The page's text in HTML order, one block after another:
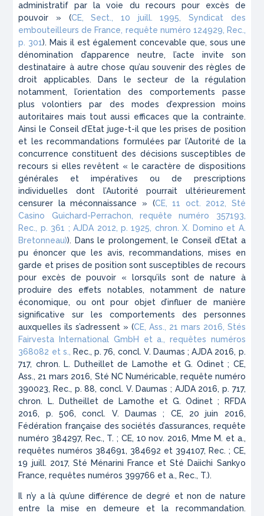
administratif par la voie du recours pour excès de
pouvoir » (CE, Sect., 10 juill. 1995, Syndicat des
embouteilleurs de France, requête numéro 124929, Rec.,
p. 301). Mais il est également concevable que, sous une
dénomination d’apparence neutre, l’acte invite son
destinataire à autre chose qu’au souvenir des règles de
droit applicables. Dans le secteur de la régulation
notamment, l’orientation des comportements passe
plus volontiers par des modes d’expression moins
autoritaires mais tout aussi efficaces que la contrainte.
Ainsi le Conseil d’Etat juge-t-il que les prises de position
et les recommandations formulées par l’Autorité de la
concurrence constituent des décisions susceptibles de
recours si elles revêtent « le caractère de dispositions
générales et impératives ou de prescriptions
individuelles dont l’Autorité pourrait ultérieurement
censurer la méconnaissance » (CE, 11 oct. 2012, Sté
Casino Guichard-Perrachon, requête numéro 357193,
Rec., p. 361 ; AJDA 2012, p. 1925, chron. X. Domino et A.
Bretonneau)). Dans le prolongement, le Conseil d’Etat a
pu énoncer que les avis, recommandations, mises en
garde et prises de position sont susceptibles de recours
pour excès de pouvoir « lorsqu’ils sont de nature à
produire des effets notables, notamment de nature
économique, ou ont pour objet d’influer de manière
significative sur les comportements des personnes
auxquelles ils s’adressent » (CE, Ass., 21 mars 2016, Stés
Fairvesta International GmbH et a., requêtes numéros
368082 et s.,
Rec., p. 76, concl. V. Daumas ; AJDA 2016, p.
717, chron. L. Dutheillet de Lamothe et G. Odinet ; CE,
Ass., 21 mars 2016, Sté NC Numéricable, requête numéro
390023, Rec., p. 88, concl. V. Daumas ; AJDA 2016, p. 717,
chron. L. Dutheillet de Lamothe et G. Odinet ; RFDA
2016, p. 506, concl. V. Daumas ; CE, 20 juin 2016,
Fédération française des sociétés d’assurances, requête
numéro 384297, Rec., T. ; CE, 10 nov. 2016, Mme M. et a.,
requêtes numéros 384691, 384692 et 394107, Rec. ; CE,
19 juill. 2017, Sté Ménarini France et Sté Daiichi Sankyo
France, requêtes numéros 399766 et a., Rec., T.).
Il n’y a là qu’une différence de degré et non de nature
entre la mise en demeure et la recommandation.